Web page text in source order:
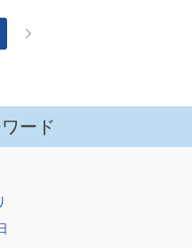
ード